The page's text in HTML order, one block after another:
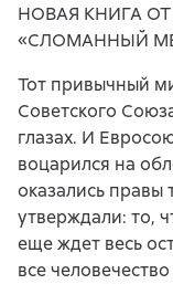
НОВАЯ КНИГА
«СЛОМАННЫЙ
Тот привычный
Советского
глазах. И
воцарился на
оказались правы
утверждали: то,
еще ждет весь
все